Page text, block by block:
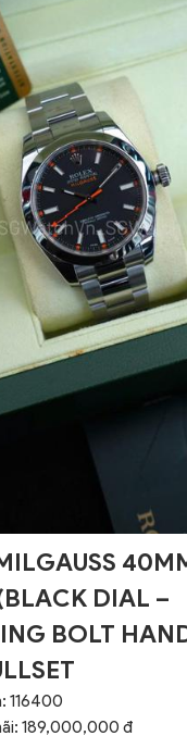
DIAL –
BOLT
116400
189,000,000 đ